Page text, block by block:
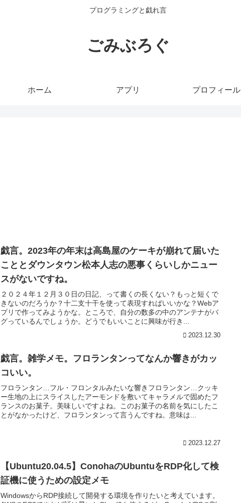
プログラミングと戯れ言
ごみぶろぐ
ホーム アプリ プロフィール
戯言。2023年の年末は高島屋のケーキが崩れて届いた
こととダウンタウン松本人志の悪事くらいしかニュー
スがないですね。
２０２４年１２月３０日の日記、って書くの長くない？もっと短くで
きないのだろうか？十二支十干を使って表現すればいいかな？Webア
プリで作ってみようかな。ところで、自分の数多の中のアンテナがバ
グっているんでしょうか。どうでもいいことに興味が行き...
2023.12.30
戯言。雑学メモ。フロランタンってなんか響きがカッ
コいい。
フロランタン…フル・フロンタルみたいな響きフロランタン…クッキ
ー生地の上にスライスしたアーモンドを敷いてキャラメルで固めたフ
ランスのお菓子。美味しいですよね。このお菓子の名前を気にしたこ
とがなかったけど、フロランタンって言うんですね。意味は...
2023.12.27
【Ubuntu20.04.5】ConohaのUbuntuをRDP化して検
証機に使うための設定メモ
WindowsからRDP接続して開発する環境を作りたいと考えています。